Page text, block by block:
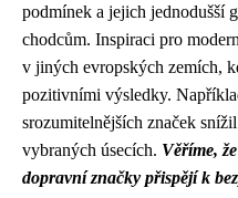
podmínek a jejich jednodušší
chodcům. Inspiraci pro
v jiných evropských zemích,
pozitivními výsledky.
srozumitelnějších značek
vybraných úsecích. Věříme,
dopravní značky přispějí k